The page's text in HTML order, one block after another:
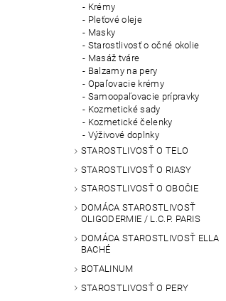
Krémy
Pleťové oleje
Masky
Starostlivosť o očné okolie
Masáž tváre
Balzamy na pery
Opaľovacie krémy
Samoopaľovacie prípravky
Kozmetické sady
Kozmetické čelenky
Výživové doplnky
STAROSTLIVOSŤ O TELO
STAROSTLIVOSŤ O RIASY
STAROSTLIVOSŤ O OBOČIE
DOMÁCA STAROSTLIVOSŤ
OLIGODERMIE / L.C.P. PARIS
DOMÁCA STAROSTLIVOSŤ ELLA
BACHÉ
BOTALINUM
STAROSTLIVOSŤ O PERY